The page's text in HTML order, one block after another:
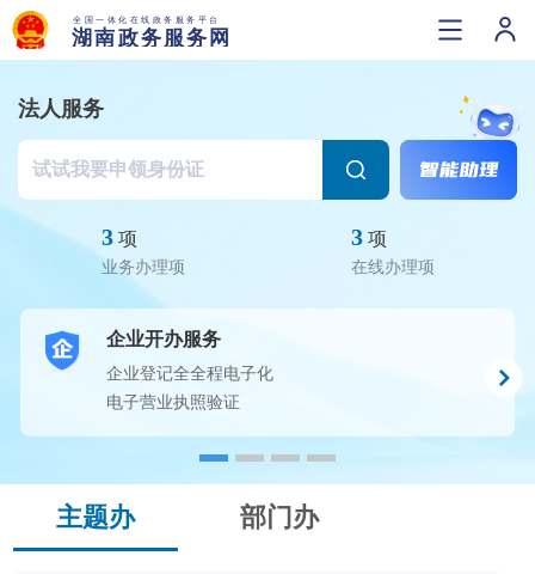
法人服务
3 项
业务办理项
3 项
在线办理项
企业开办服务
企业登记全全程电子化
电子营业执照验证
主题办 部门办